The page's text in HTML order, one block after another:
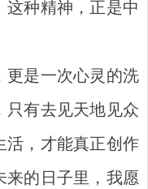
这种精神，正是中
更是一次心灵的洗
只有去见天地见众
活，才能真正创作
来的日子里，我愿